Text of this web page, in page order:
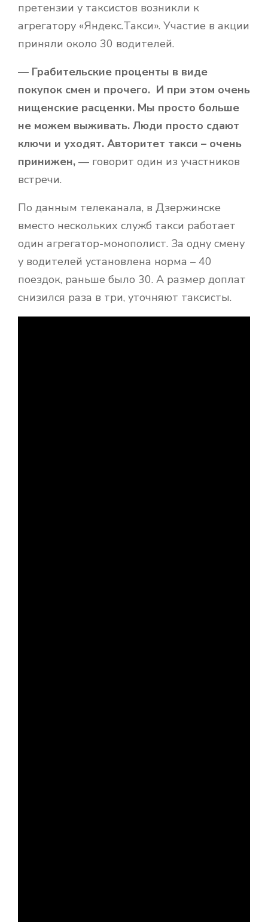
претензии у таксистов возникли к
агрегатору «Яндекс.Такси». Участие в акции
приняли около 30 водителей.
— Грабительские проценты в виде
покупок смен и прочего. И при этом очень
нищенские расценки. Мы просто больше
не можем выживать. Люди просто сдают
ключи и уходят. Авторитет такси – очень
принижен, — говорит один из участников
встречи.
По данным телеканала, в Дзержинске
вместо нескольких служб такси работает
один агрегатор-монополист. За одну смену
у водителей установлена норма – 40
поездок, раньше было 30. А размер доплат
снизился раза в три, уточняют таксисты.